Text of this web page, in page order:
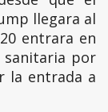
llegara al
entrara en
por
la entrada a